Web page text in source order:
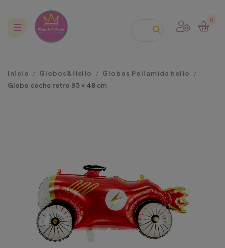

0
Navegación
☰
Inicio Globos&Helio
Globos Poliamida helio
Globo coche retro 93 x 48 cm